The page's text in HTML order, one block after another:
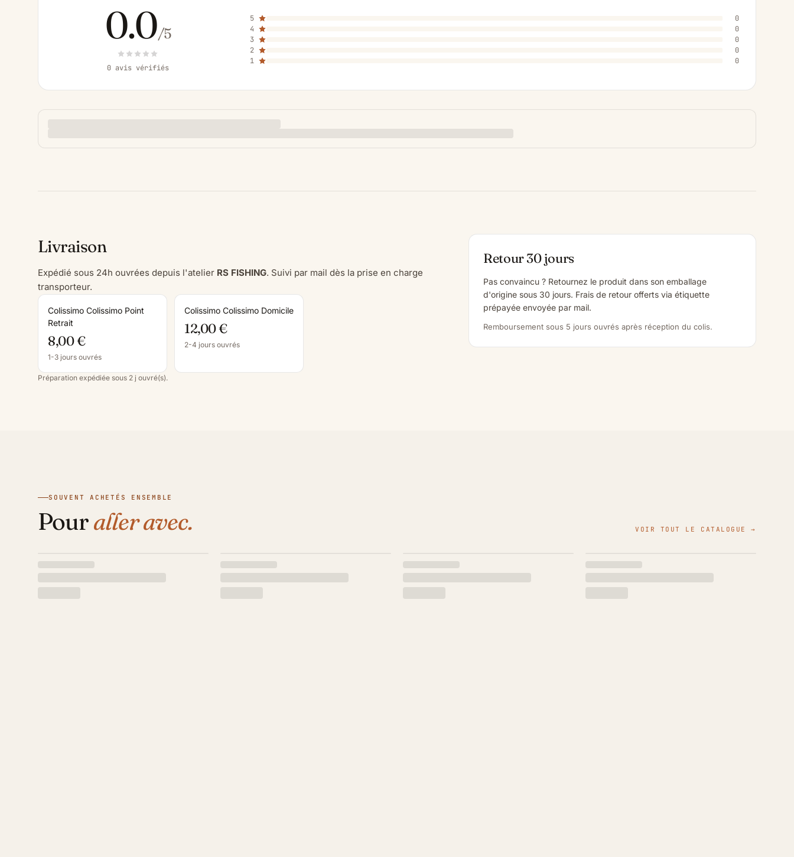
0.0/5
0 avis vérifiés
5
0
4
0
3
0
2
0
1
0
Livraison
Expédié sous 24h ouvrées depuis l'atelier RS FISHING. Suivi par mail dès la prise en charge
transporteur.
Colissimo Colissimo Point
Retrait
8,00 €
1-3 jours ouvrés
Colissimo Colissimo Domicile
12,00 €
2-4 jours ouvrés
Préparation expédiée sous 2 j ouvré(s).
Retour 30 jours
Pas convaincu ? Retournez le produit dans son emballage
d'origine sous 30 jours. Frais de retour offerts via étiquette
prépayée envoyée par mail.
Remboursement sous 5 jours ouvrés après réception du colis.
SOUVENT ACHETÉS ENSEMBLE
Pouraller avec. VOIR TOUT LE CATALOGUE →